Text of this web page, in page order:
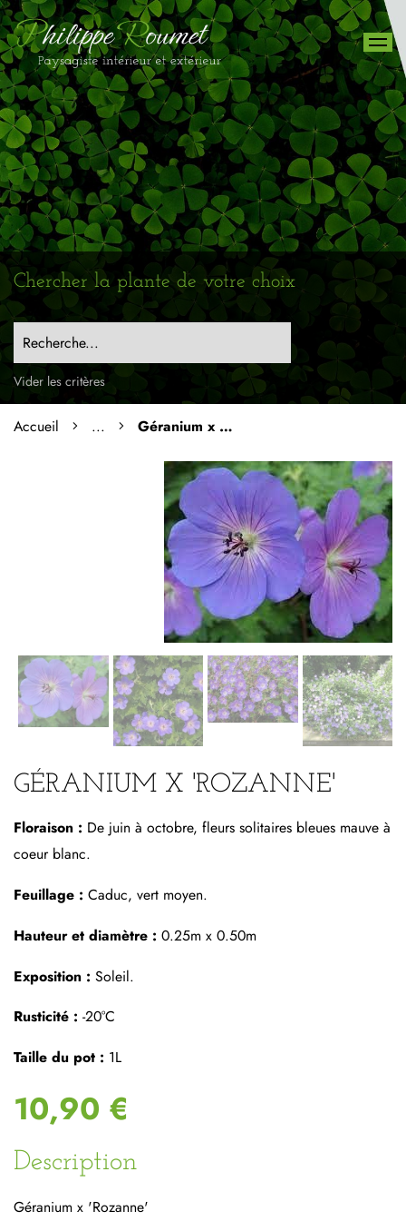
Chercher la plante de votre choix
Recherche...
Vider les critères
Accueil ... Géranium x 'Rozanne'
GÉRANIUM X 'ROZANNE'
Floraison : De juin à octobre, fleurs solitaires bleues mauve à
coeur blanc.
Feuillage : Caduc, vert moyen.
Hauteur et diamètre : 0.25m x 0.50m
Exposition : Soleil.
Rusticité : -20°C
Taille du pot : 1L
10,90 €
Description
Géranium x 'Rozanne'